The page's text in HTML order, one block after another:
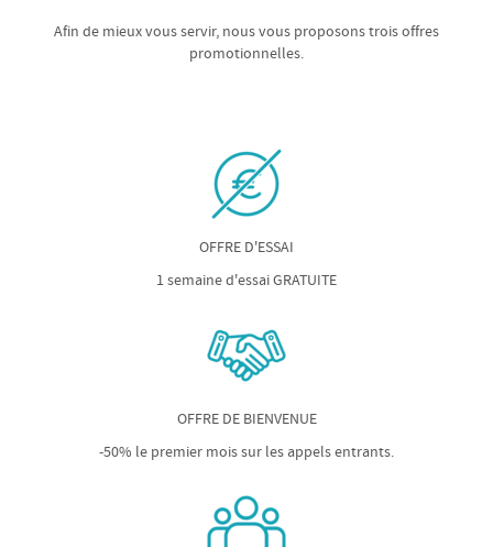
Afin de mieux vous servir, nous vous proposons trois offres
promotionnelles.
OFFRE D'ESSAI
1 semaine d'essai GRATUITE
OFFRE DE BIENVENUE
-50% le premier mois sur les appels entrants.